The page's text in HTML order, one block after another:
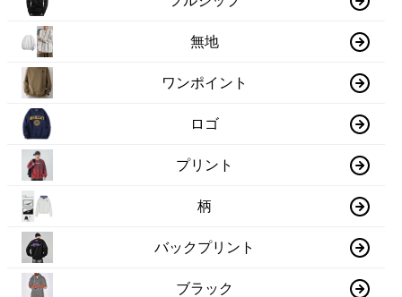
無地
ワンポイント
ロゴ
プリント
柄
バックプリント
ブラック